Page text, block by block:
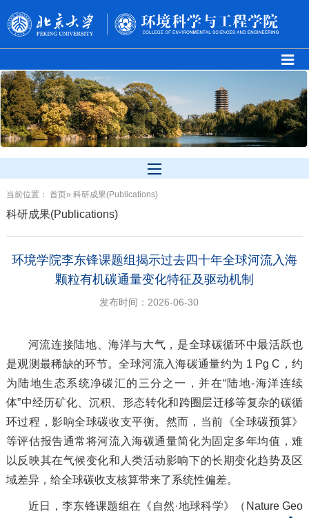
当前位置： 首页» 科研成果(Publications)
科研成果(Publications)
环境学院李东锋课题组揭示过去四十年全球河流入海
颗粒有机碳通量变化特征及驱动机制
发布时间：2026-06-30
河流连接陆地、海洋与大气，是全球碳循环中最活跃也
是观测最稀缺的环节。全球河流入海碳通量约为 1 Pg C，约
为陆地生态系统净碳汇的三分之一，并在“陆地-海洋连续
体”中经历矿化、沉积、形态转化和跨圈层迁移等复杂的碳循
环过程，影响全球碳收支平衡。然而，当前《全球碳预算》
等评估报告通常将河流入海碳通量简化为固定多年均值，难
以反映其在气候变化和人类活动影响下的长期变化趋势及区
域差异，给全球碳收支核算带来了系统性偏差。
近日，李东锋课题组在《自然·地球科学》（Nature Geo